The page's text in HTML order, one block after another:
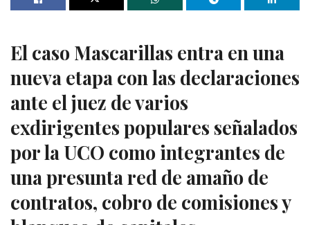
El caso Mascarillas entra en una
nueva etapa con las declaraciones
ante el juez de varios
exdirigentes populares señalados
por la UCO como integrantes de
una presunta red de amaño de
contratos, cobro de comisiones y